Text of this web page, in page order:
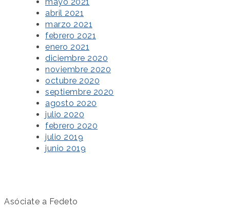
abril 2021
marzo 2021
febrero 2021
enero 2021
diciembre 2020
noviembre 2020
octubre 2020
septiembre 2020
agosto 2020
julio 2020
febrero 2020
julio 2019
junio 2019
Asóciate a Fedeto